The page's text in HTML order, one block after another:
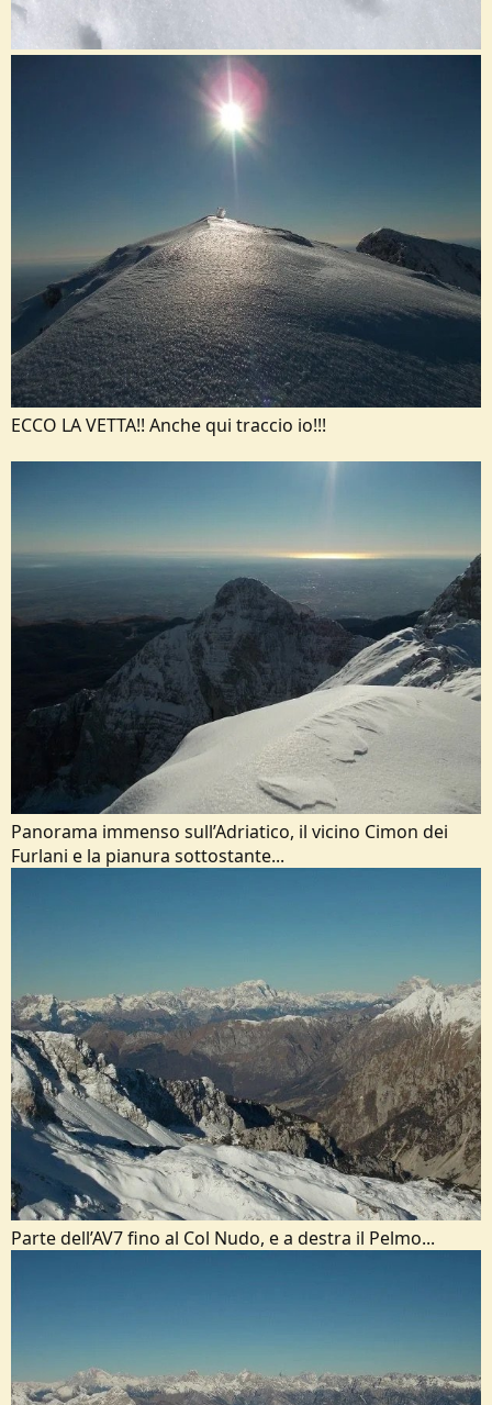
ECCO LA VETTA!! Anche qui traccio io!!!
Panorama immenso sull’Adriatico, il vicino Cimon dei
Furlani e la pianura sottostante...
Parte dell’AV7 fino al Col Nudo, e a destra il Pelmo...